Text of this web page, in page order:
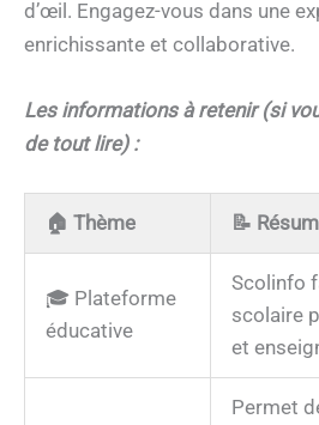
d’œil. Engagez-vous dans une
enrichissante et collaborative.
Les informations à retenir (si
de tout lire) :
🏠 Thème 📝
🎓 Plateforme
éducative
Scolinfo
scolaire
et
Permet